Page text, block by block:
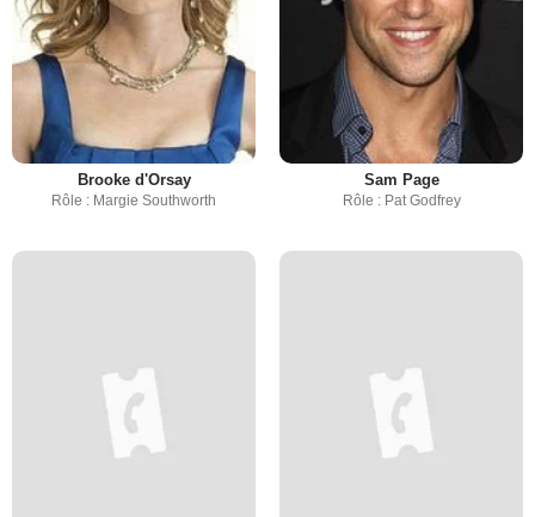
Brooke d'Orsay
Rôle : Margie Southworth
Sam Page
Rôle : Pat Godfrey